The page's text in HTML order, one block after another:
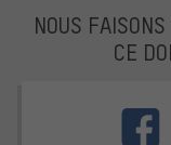
NOUS
CE